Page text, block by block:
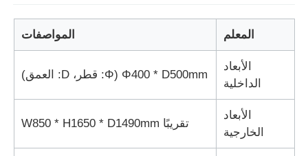
آلة اختبار التأثير
آلة اختبار الكشط
معدات اختبار المطاط
المعلم المواصفات
الأبعاد
الداخلية
Φ400 * D500mm (Φ: قطر، D: العمق)
الأبعاد
الخارجية
تقريبًا W850 * H1650 * D1490mm